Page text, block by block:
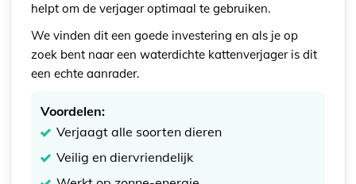
helpt om de verjager optimaal te gebruiken.
We vinden dit een goede investering en als je op
zoek bent naar een waterdichte kattenverjager is dit
een echte aanrader.
Voordelen:
Verjaagt alle soorten dieren
Veilig en diervriendelijk